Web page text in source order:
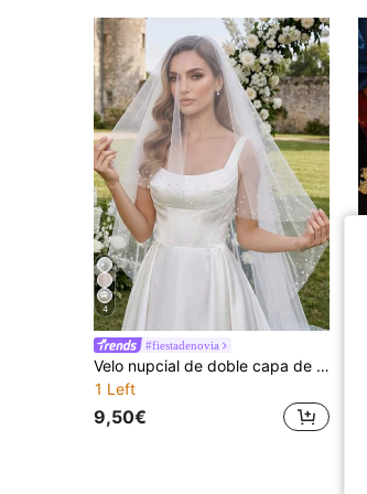
4
#fiestadenovia
Velo nupcial de doble capa de 2 m de largo, puede cubrir el rostro, adecuado para bodas en la iglesia
1 Left
9,50€